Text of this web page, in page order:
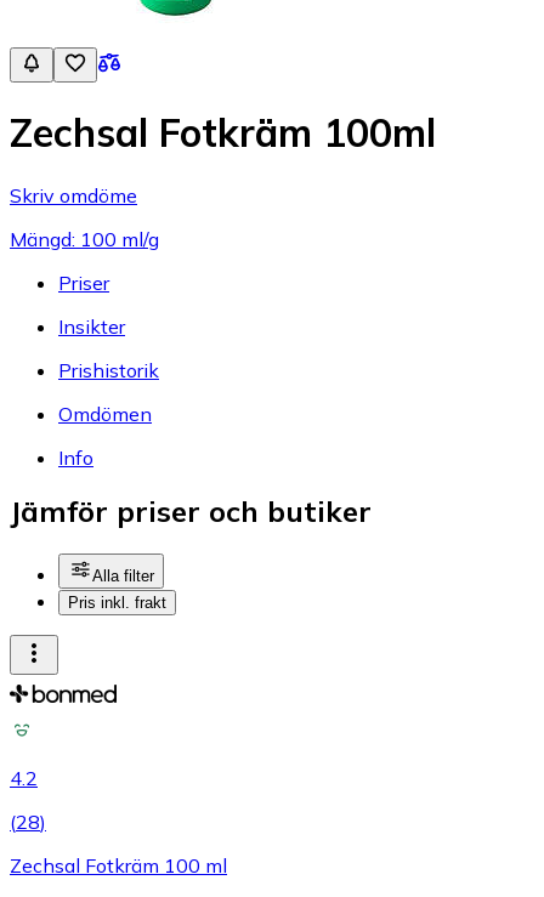
Zechsal Fotkräm 100ml
Skriv omdöme
Mängd: 100 ml/g
Priser
Insikter
Prishistorik
Omdömen
Info
Jämför priser och butiker
Alla filter
Pris inkl. frakt
4.2
(28)
Zechsal Fotkräm 100 ml